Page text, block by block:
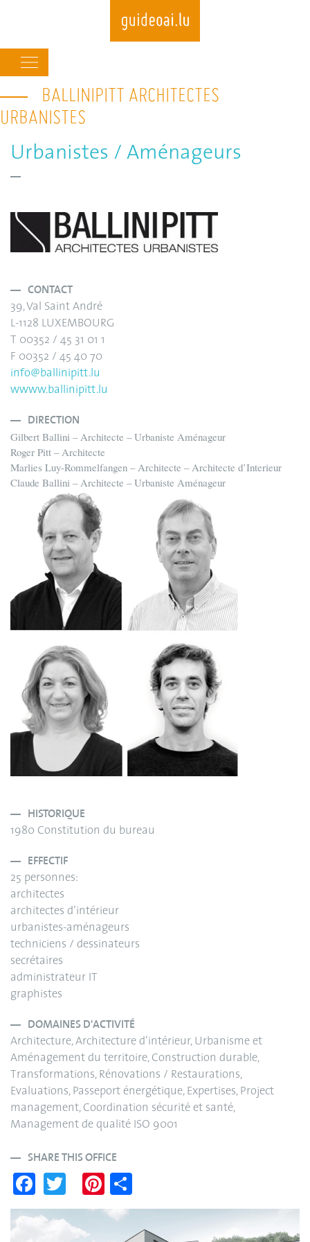
Skip
to
navigation
BALLINIPITT ARCHITECTES
URBANISTES
Urbanistes / Aménageurs
CONTACT
39, Val Saint André
L-1128 LUXEMBOURG
T 00352 / 45 31 01 1
F 00352 / 45 40 70
info@ballinipitt.lu
wwww.ballinipitt.lu
DIRECTION
Gilbert Ballini – Architecte – Urbaniste Aménageur
Roger Pitt – Architecte
Marlies Luy-Rommelfangen – Architecte – Architecte d’Interieur
Claude Ballini – Architecte – Urbaniste Aménageur
HISTORIQUE
1980 Constitution du bureau
EFFECTIF
25 personnes:
architectes
architectes d’intérieur
urbanistes-aménageurs
techniciens / dessinateurs
secrétaires
administrateur IT
graphistes
DOMAINES D'ACTIVITÉ
Architecture, Architecture d’intérieur, Urbanisme et
Aménagement du territoire, Construction durable,
Transformations, Rénovations / Restaurations,
Evaluations, Passeport énergétique, Expertises, Project
management, Coordination sécurité et santé,
Management de qualité ISO 9001
SHARE THIS OFFICE
Fa
ce
bo
wi
tte
Pi
nt
er
ha
re